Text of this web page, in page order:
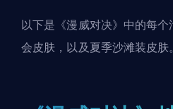
以下是《漫威对决》中的每个
会皮肤，以及夏季沙滩装皮肤。